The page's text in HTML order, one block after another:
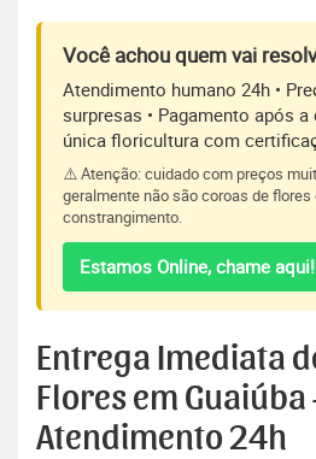
Você achou quem vai
Atendimento humano 24h •
surpresas • Pagamento após a
única floricultura com
⚠️ Atenção: cuidado com preços
geralmente não são coroas de
constrangimento.
Estamos Online, chame aqui!
Entrega Imediata
Flores em Guaiúba
Atendimento 24h